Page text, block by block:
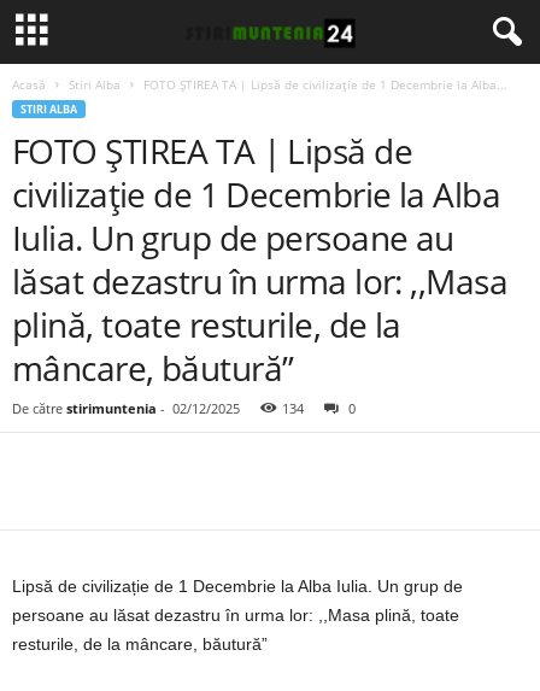
Acasă Stiri Alba FOTO ȘTIREA TA | Lipsă de civilizație de 1 Decembrie la Alba...
STIRI ALBA
FOTO ȘTIREA TA | Lipsă de
civilizație de 1 Decembrie la Alba
Iulia. Un grup de persoane au
lăsat dezastru în urma lor: ,,Masa
plină, toate resturile, de la
mâncare, băutură”
De către stirimuntenia - 02/12/2025 134 0
Lipsă de civilizație de 1 Decembrie la Alba Iulia. Un grup de
persoane au lăsat dezastru în urma lor: ,,Masa plină, toate
resturile, de la mâncare, băutură”